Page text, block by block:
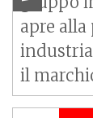
apre
il